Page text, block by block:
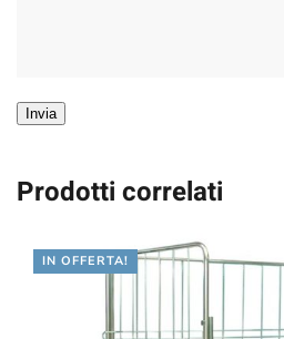
Invia
Prodotti correlati
IN OFFERTA!